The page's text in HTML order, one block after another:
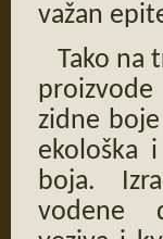
važan
Tako na
zidne
ekološka
boja.
vodene